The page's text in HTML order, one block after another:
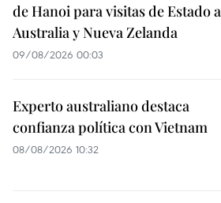
de Hanoi para visitas de Estado a
Australia y Nueva Zelanda
09/08/2026 00:03
Experto australiano destaca
confianza política con Vietnam
08/08/2026 10:32